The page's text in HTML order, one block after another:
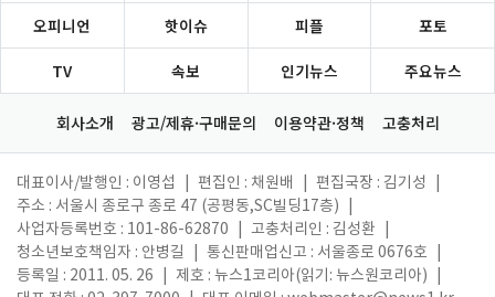
오피니언 핫이슈 피플 포토
TV 속보 인기뉴스 주요뉴스
회사소개 광고/제휴·구매문의 이용약관·정책 고충처리
대표이사/발행인 : 이영섭 편집인 : 채원배 편집국장 : 김기성
주소 : 서울시 종로구 종로 47 (공평동,SC빌딩17층)
사업자등록번호 : 101-86-62870
고충처리인 : 김성환
청소년보호책임자 : 안병길
통신판매업신고 : 서울종로 0676호
등록일 : 2011. 05. 26
제호 : 뉴스1코리아(읽기: 뉴스원코리아)